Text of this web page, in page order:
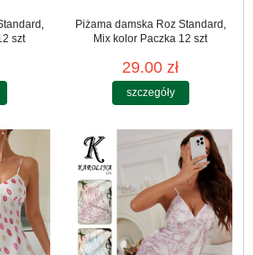
szt
Piżama damska Roz Standard,
Mix kolor Paczka 12 szt
29.00 zł
szczegóły